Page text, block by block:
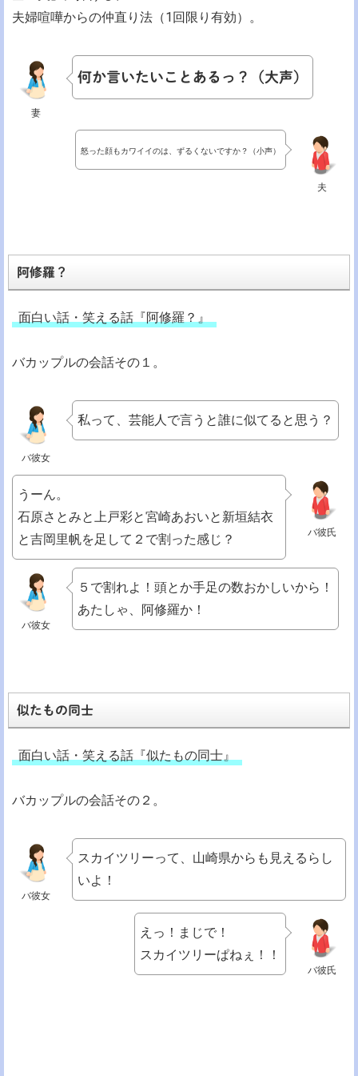
夫婦喧嘩からの仲直り法（1回限り有効）。
妻
何か言いたいことあるっ？（大声）
怒った顔もカワイイのは、ずるくないですか？（小声）
夫
阿修羅？
面白い話・笑える話『阿修羅？』
バカップルの会話その１。
バ彼女
私って、芸能人で言うと誰に似てると思う？
うーん。
石原さとみと上戸彩と宮崎あおいと新垣結衣
と吉岡里帆を足して２で割った感じ？
バ彼氏
バ彼女
５で割れよ！頭とか手足の数おかしいから！
あたしゃ、阿修羅か！
似たもの同士
面白い話・笑える話『似たもの同士』
バカップルの会話その２。
バ彼女
スカイツリーって、山崎県からも見えるらし
いよ！
えっ！まじで！
スカイツリーぱねぇ！！
バ彼氏